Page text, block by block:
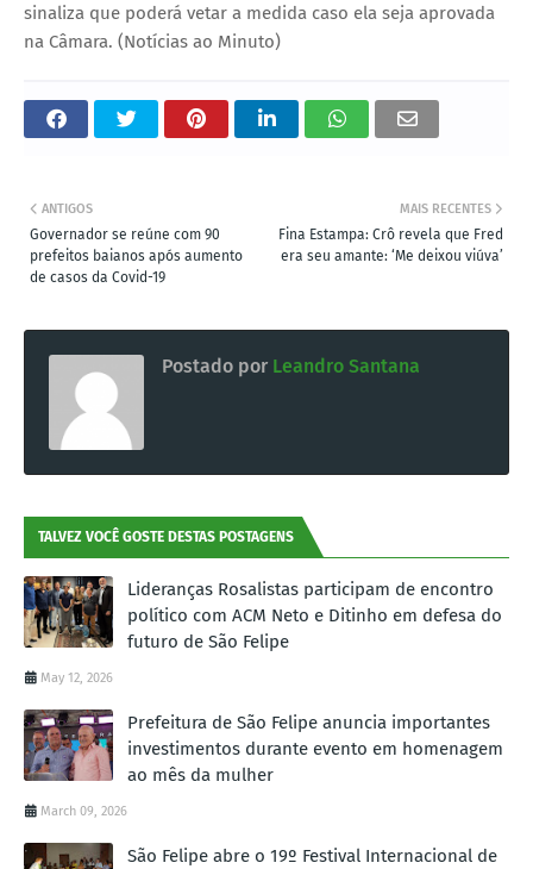
sinaliza que poderá vetar a medida caso ela seja aprovada
na Câmara. (Notícias ao Minuto)
MAIS RECENTES
Fina Estampa: Crô revela que Fred
era seu amante: ‘Me deixou viúva’
ANTIGOS
Governador se reúne com 90
prefeitos baianos após aumento
de casos da Covid-19
Postado por Leandro Santana
TALVEZ VOCÊ GOSTE DESTAS POSTAGENS
Lideranças Rosalistas participam de encontro
político com ACM Neto e Ditinho em defesa do
futuro de São Felipe
May 12, 2026
Prefeitura de São Felipe anuncia importantes
investimentos durante evento em homenagem
ao mês da mulher
March 09, 2026
São Felipe abre o 19º Festival Internacional de